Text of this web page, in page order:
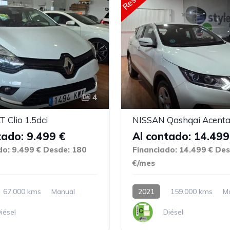
4
Clio 1.5dci
9.499 €
9.499 € Desde: 180
67.000 kms Manual
NISSAN Qashqai
Al contado:
Financiado: 14.499 €
€/mes
2021 159.000 kms
Diésel